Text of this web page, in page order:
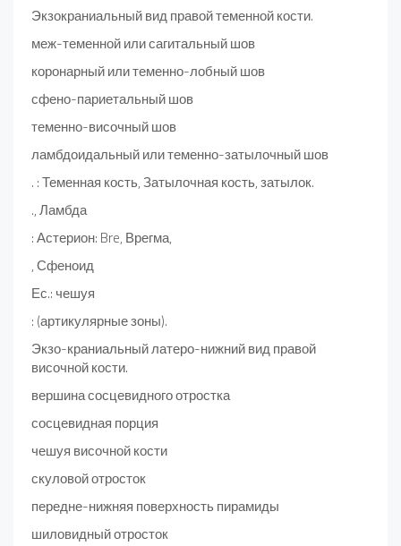
Экзокраниальный вид правой теменной кости.
меж-теменной или сагитальный шов
коронарный или теменно-лобный шов
сфено-париетальный шов
теменно-височный шов
ламбдоидальный или теменно-затылочный шов
. : Теменная кость, Затылочная кость, затылок.
., Ламбда
: Астерион: Bre, Врегма,
, Сфеноид
Ес.: чешуя
: (артикулярные зоны).
Экзо-краниальный латеро-нижний вид правой
височной кости.
вершина сосцевидного отростка
сосцевидная порция
чешуя височной кости
скуловой отросток
передне-нижняя поверхность пирамиды
шиловидный отросток